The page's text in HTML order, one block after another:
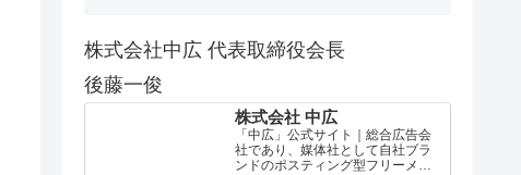
株式会社中広 代表取締役会長
後藤一俊
株式会社 中広
「中広」公式サイト｜総合広告会
社であり、媒体社として自社ブラ
ンドのポスティング型フリーメデ